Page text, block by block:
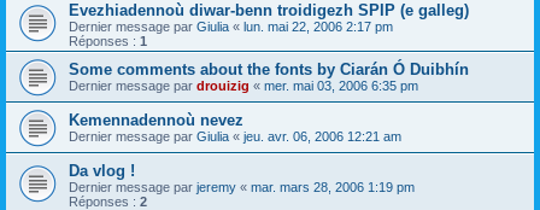
Evezhiadennoù diwar-benn troidigezh SPIP (e galleg)
Dernier message par Giulia « lun. mai 22, 2006 2:17 pm
Réponses : 1
Some comments about the fonts by Ciarán Ó Duibhín
Dernier message par drouizig « mer. mai 03, 2006 6:35 pm
Kemennadennoù nevez
Dernier message par Giulia « jeu. avr. 06, 2006 12:21 am
Da vlog !
Dernier message par jeremy « mar. mars 28, 2006 1:19 pm
Réponses : 2